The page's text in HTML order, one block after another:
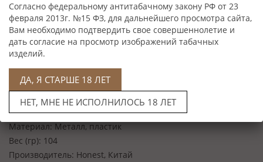
Цена: 2 600 руб
Артикул: 784-Black
Выбрать
Характеристики
Материал: Металл, пластик
Вес (гр): 104
Производитель: Honest, Китай
Согласно федеральному антитабачному закону РФ от 23
февраля 2013г. №15 ФЗ, для дальнейшего просмотра сайта,
Вам необходимо подтвердить свое совершеннолетие и
дать согласие на просмотр изображений табачных
изделий.
ДА, Я СТАРШЕ 18 ЛЕТ
НЕТ, МНЕ НЕ ИСПОЛНИЛОСЬ 18 ЛЕТ